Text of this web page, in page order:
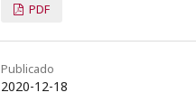
PDF
Publicado
2020-12-18